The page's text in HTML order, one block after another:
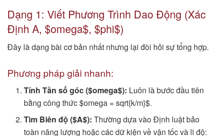
Dạng 1: Viết Phương Trình Dao Động (Xác
Định A, $omega$, $phi$)
Đây là dạng bài cơ bản nhất nhưng lại đòi hỏi sự tổng hợp.
Phương pháp giải nhanh:
Tính Tần số góc ($omega$): Luôn là bước đầu tiên
bằng công thức $omega = sqrt{k/m}$.
Tìm Biên độ ($A$): Thường dựa vào Định luật bảo
toàn năng lượng hoặc các dữ kiện về vận tốc và li độ: